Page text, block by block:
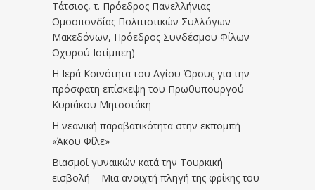
Τάτσιος, τ. Πρόεδρος Πανελλήνιας
Ομοσπονδίας Πολιτιστικών Συλλόγων
Μακεδόνων, Πρόεδρος Συνδέσμου Φίλων
Οχυρού Ιστίμπεη)
Η Ιερά Κοινότητα του Αγίου Όρους για την
πρόσφατη επίσκεψη του Πρωθυπουργού
Κυριάκου Μητσοτάκη
Η νεανική παραβατικότητα στην εκπομπή
«Άκου Φίλε»
Βιασμοί γυναικών κατά την Τουρκική
εισβολή – Μια ανοιχτή πληγή της φρίκης του